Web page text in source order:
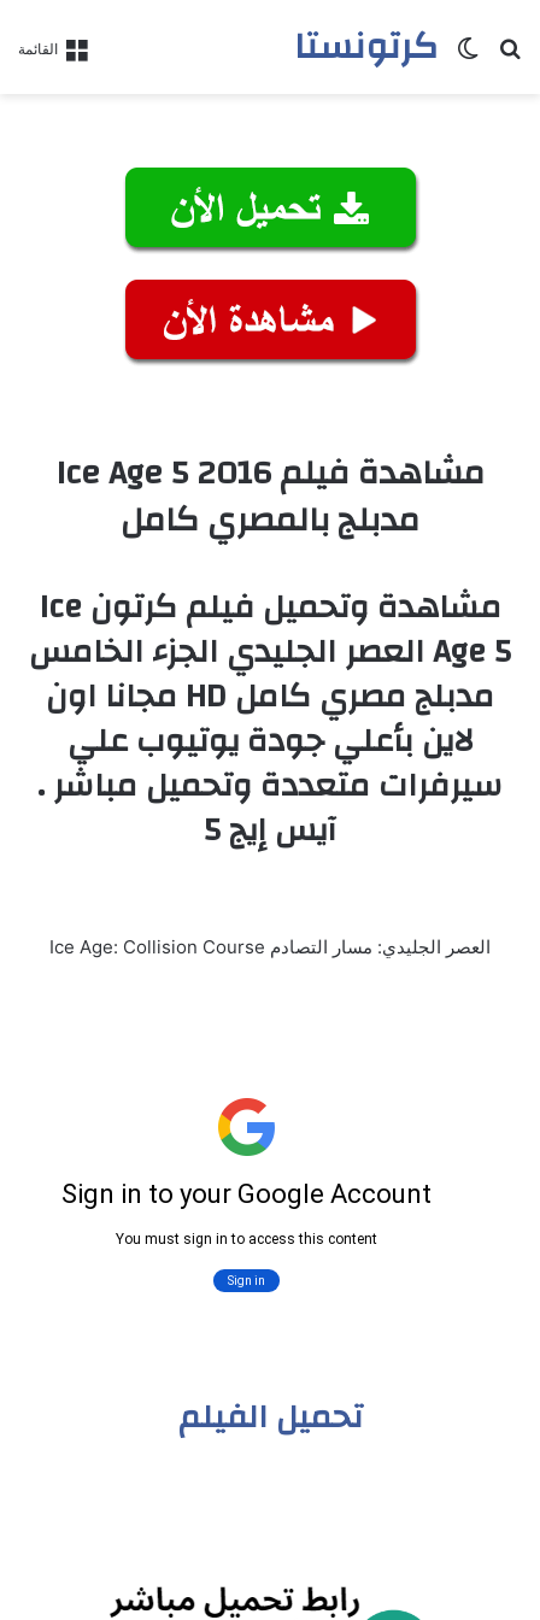
القائمة كرتونستابحث عنالوضع المظلم
مشاهدة فيلم Ice Age 5 2016
مدبلج بالمصري كامل
مشاهدة وتحميل فيلم كرتون Ice
Age 5 العصر الجليدي الجزء الخامس
مدبلج مصري كامل HD مجانا اون
لاين بأعلي جودة يوتيوب علي
سيرفرات متعددة وتحميل مباشر .
آيس إيج 5
العصر الجليدي: مسار التصادم Ice Age: Collision Course
تحميل الفيلم